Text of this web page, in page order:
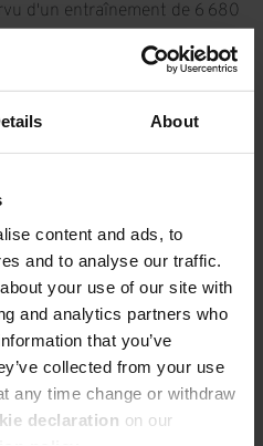
About
content and ads, to
and to analyse our traffic.
your use of our site with
and analytics partners who
that you’ve
collected from your use
any time change or withdraw
declaration on our
d'un entraînement de 6 680
sèches, mais livrées avec une
alimentée en clinker chaud, il
de la matière
matière d'alimentation
tels que les galets de
et le réducteur du broyeur
SE en Europe, la filiale
Pvt. Ltd. à Noida, fournit les
du broyeur et le sélecteur ainsi